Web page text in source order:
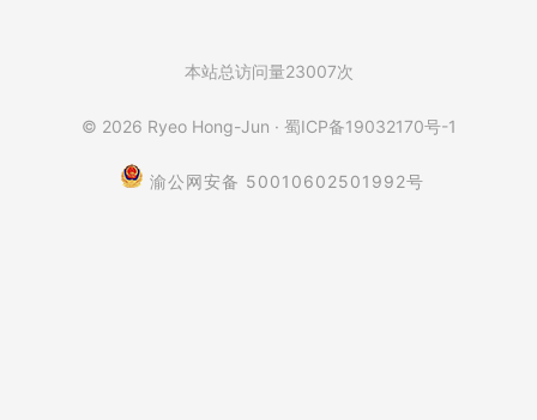
本站总访问量23007次
© 2026 Ryeo Hong-Jun · 蜀ICP备19032170号-1
渝公网安备 50010602501992号